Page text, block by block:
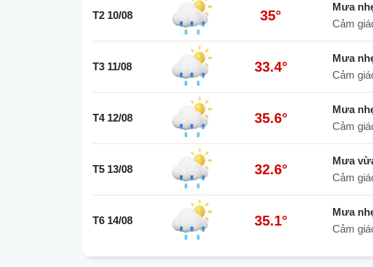
T2 10/08 35°
mưa
Cảm
T3 11/08 33.4°
mưa
Cảm
T4 12/08 35.6°
mưa
Cảm
T5 13/08 32.6°
mưa
Cảm
T6 14/08 35.1°
mưa
Cảm